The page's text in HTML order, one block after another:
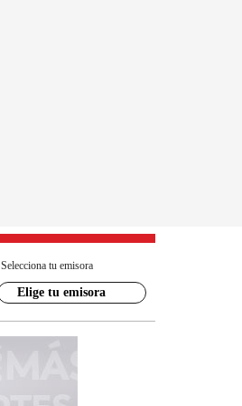
Selecciona tu emisora
Elige tu emisora